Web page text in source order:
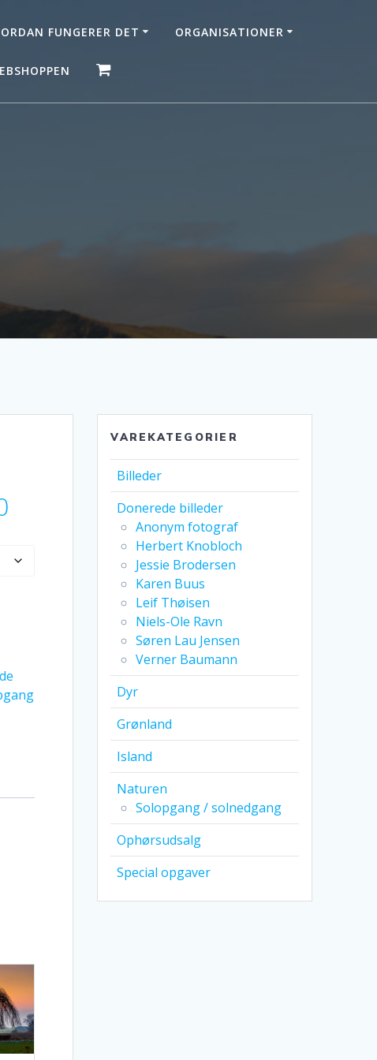
FUNGERER DET ORGANISATIONER
Prisinterval:
kr. 249,00
kr. 3.249,00
VAREKATEGORIER
Billeder
Donerede billeder
Anonym fotograf
Herbert Knobloch
Jessie Brodersen
Karen Buus
Leif Thøisen
Niels-Ole Ravn
Søren Lau Jensen
Verner Baumann
Dyr
Grønland
Island
Naturen
Solopgang / solnedgang
Ophørsudsalg
Special opgaver